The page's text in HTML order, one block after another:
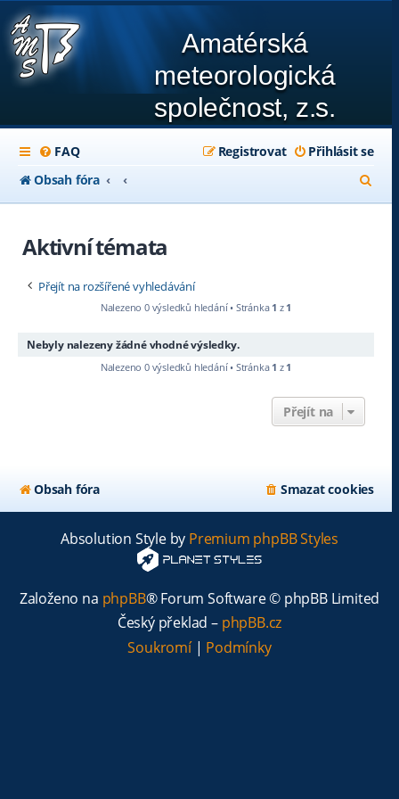
Amatérská
meteorologická
společnost, z.s.
FAQ Přihlásit se
Registrovat
Obsah fóra
l
Aktivní témata
Přejít na rozšířené vyhledávání
Nalezeno 0 výsledků hledání • Stránka 1 z 1
Nebyly nalezeny žádné vhodné výsledky.
Nalezeno 0 výsledků hledání • Stránka 1 z 1
Přejít na
Obsah fóra Smazat cookies
Absolution Style by Premium phpBB Styles
Založeno na phpBB® Forum Software © phpBB Limited
Český překlad – phpBB.cz
Soukromí| Podmínky